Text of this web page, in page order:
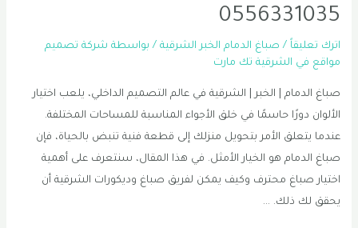
0556331035
اترك تعليقاً / صباغ الدمام الخبر الشرقية / بواسطة شركة تصميم
مواقع في الشرقية تك مارت
صباغ الدمام | الخبر | الشرقية في عالم التصميم الداخلي، يلعب اختيار
الألوان دورًا حاسمًا في خلق الأجواء المناسبة للمساحات المختلفة.
عندما يتعلق الأمر بتحويل منزلك إلى قطعة فنية تنبض بالحياة، فإن
صباغ الدمام هو الخيار الأمثل. في هذا المقال، سنتعرف على أهمية
اختيار صباغ محترف وكيف يمكن لفريق صباغ وديكورات الشرقية أن
يحقق لك ذلك. …